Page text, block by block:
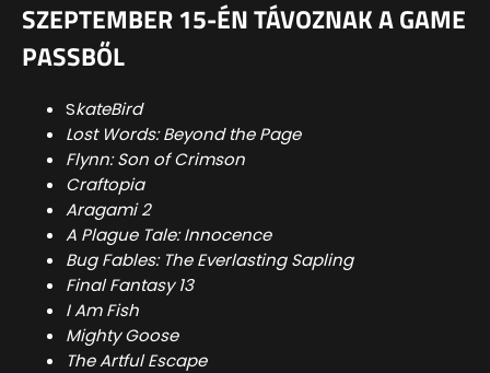
SZEPTEMBER 15-ÉN TÁVOZNAK A GAME
PASSBŐL
SkateBird
Lost Words: Beyond the Page
Flynn: Son of Crimson
Craftopia
Aragami 2
A Plague Tale: Innocence
Bug Fables: The Everlasting Sapling
Final Fantasy 13
I Am Fish
Mighty Goose
The Artful Escape